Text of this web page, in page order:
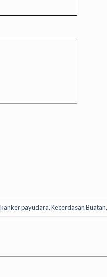
kanker payudara,Kecerdasan Buatan,